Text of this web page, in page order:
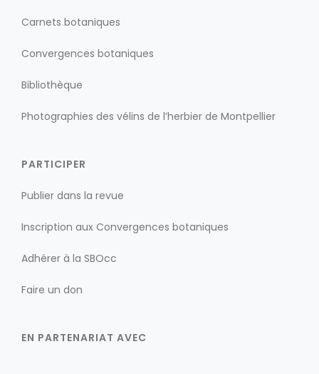
Carnets botaniques
Convergences botaniques
Bibliothèque
Photographies des vélins de l’herbier de Montpellier
PARTICIPER
Publier dans la revue
Inscription aux Convergences botaniques
Adhérer à la SBOcc
Faire un don
EN PARTENARIAT AVEC